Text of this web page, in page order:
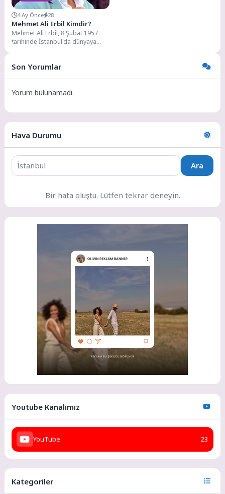
4 Ay Önce 28
Mehmet Ali Erbil Kimdir?
Mehmet Ali Erbil, 8 Şubat 1957
tarihinde İstanbul'da dünyaya
Son Yorumlar
Yorum bulunamadı.
Hava Durumu
Ara
Bir hata oluştu. Lütfen tekrar deneyin.
Youtube Kanalımız
YouTube 23
Kategoriler